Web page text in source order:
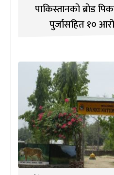
पाकिस्तानको ब्रोड
पुर्जासहित १०